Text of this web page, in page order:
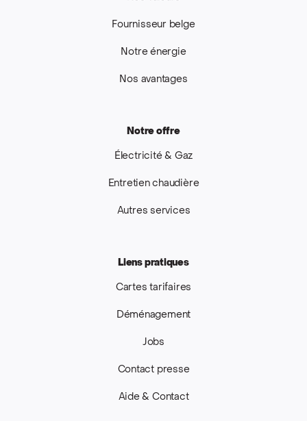
Fournisseur belge
Notre énergie
Nos avantages
Notre offre
Électricité & Gaz
Entretien chaudière
Autres services
Liens pratiques
Cartes tarifaires
Déménagement
Jobs
Contact presse
Aide & Contact